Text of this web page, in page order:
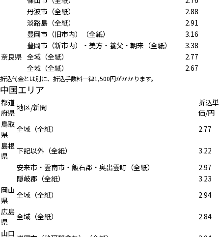
丹波市（全紙）
2.88
淡路島（全紙）
2.91
豊岡市（旧市内）（全紙）
3.16
豊岡市（新市内）・美方・養父・朝来（全紙）
3.38
奈良県 全域（全紙）
2.77
全域（全紙）
2.67
折込代金とは別に、折込手数料一律1,500円がかかります。
中国エリア
都道
府県
地区/新聞
折込単
価/円
鳥取
県
全域（全紙）
2.77
島根
県
下記以外（全紙）
3.22
安来市・雲南市・飯石郡・奥出雲町（全紙）
2.97
隠岐郡（全紙）
3.23
岡山
県
全域（全紙）
2.94
広島
県
全域（全紙）
2.84
山口